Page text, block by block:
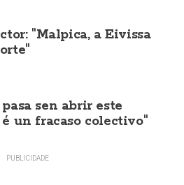
"Malpica, a Eivissa
sen abrir este
un fracaso colectivo"